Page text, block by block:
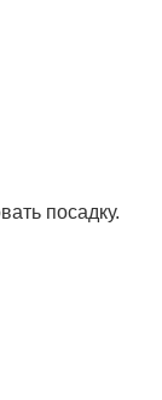
посадку.